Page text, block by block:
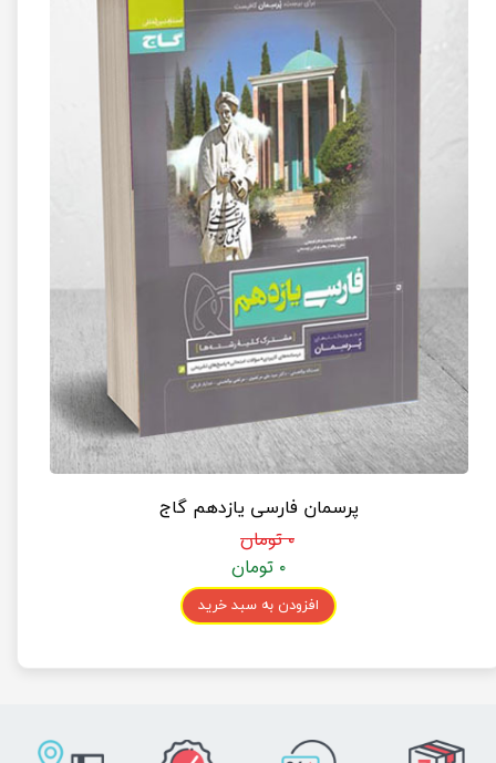
پرسمان فارسی یازدهم گاج
۰ تومان
۰ تومان
افزودن به سبد خرید